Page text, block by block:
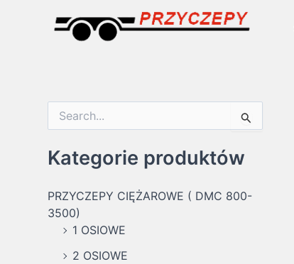
e
f
o
Kategorie produktów
PRZYCZEPY CIĘŻAROWE ( DMC 800-
3500)
1 OSIOWE
2 OSIOWE